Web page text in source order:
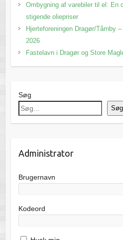
Ombygning af varebiler til el: En
stigende oliepriser
Hjerteforeningen Dragør/Tårnby
2026
Fastelavn i Dragør og Store
Søg
Søg
Administrator
Brugernavn
Kodeord